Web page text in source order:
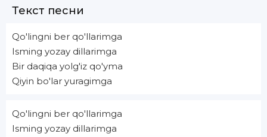
Текст песни
Qo'lingni ber qo'llarimga
Isming yozay dillarimga
Bir daqiqa yolg'iz qo'yma
Qiyin bo'lar yuragimga
Qo'lingni ber qo'llarimga
Isming yozay dillarimga